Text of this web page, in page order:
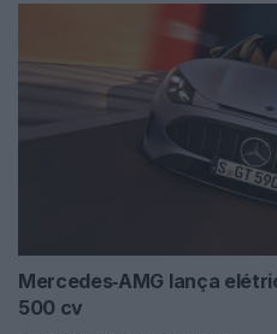
Mercedes‑AMG lança
500 cv